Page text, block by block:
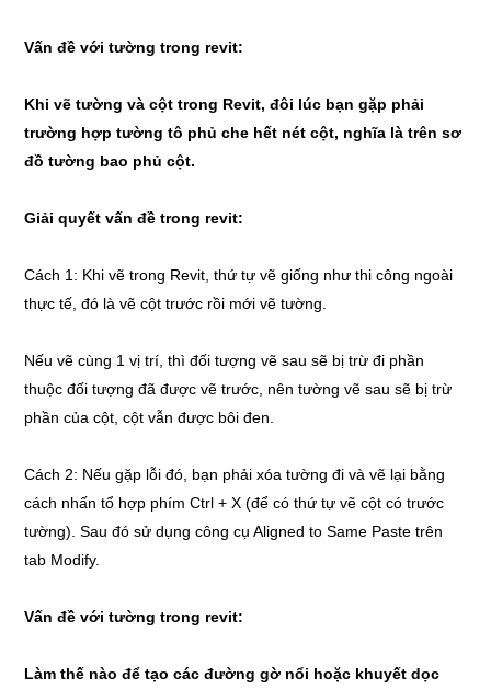
Vấn đề với tường trong revit:
Khi vẽ tường và cột trong Revit, đôi lúc bạn gặp phải
trường hợp tường tô phủ che hết nét cột, nghĩa là trên sơ
đồ tường bao phủ cột.
Giải quyết vấn đề trong revit:
Cách 1: Khi vẽ trong Revit, thứ tự vẽ giống như thi công ngoài
thực tế, đó là vẽ cột trước rồi mới vẽ tường.
Nếu vẽ cùng 1 vị trí, thì đối tượng vẽ sau sẽ bị trừ đi phần
thuộc đối tượng đã được vẽ trước, nên tường vẽ sau sẽ bị trừ
phần của cột, cột vẫn được bôi đen.
Cách 2: Nếu gặp lỗi đó, bạn phải xóa tường đi và vẽ lại bằng
cách nhấn tổ hợp phím Ctrl + X (để có thứ tự vẽ cột có trước
tường). Sau đó sử dụng công cụ Aligned to Same Paste trên
tab Modify.
Vấn đề với tường trong revit:
Làm thế nào để tạo các đường gờ nổi hoặc khuyết dọc